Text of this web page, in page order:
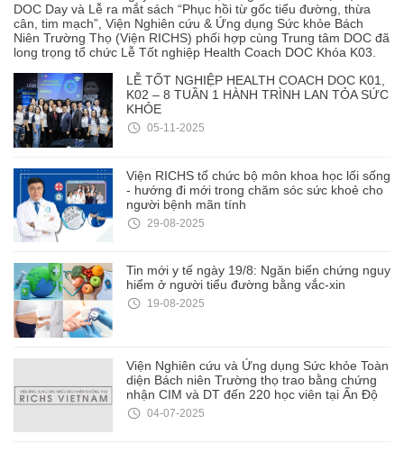
DOC Day và Lễ ra mắt sách “Phục hồi từ gốc tiểu đường, thừa
cân, tim mạch”, Viện Nghiên cứu & Ứng dụng Sức khỏe Bách
Niên Trường Thọ (Viện RICHS) phối hợp cùng Trung tâm DOC đã
long trọng tổ chức Lễ Tốt nghiệp Health Coach DOC Khóa K03.
LỄ TỐT NGHIỆP HEALTH COACH DOC K01,
K02 – 8 TUẦN 1 HÀNH TRÌNH LAN TỎA SỨC
KHỎE
05-11-2025
Viện RICHS tổ chức bộ môn khoa học lối sống
- hướng đi mới trong chăm sóc sức khoẻ cho
người bệnh mãn tính
29-08-2025
Tin mới y tế ngày 19/8: Ngăn biến chứng nguy
hiểm ở người tiểu đường bằng vắc-xin
19-08-2025
Viện Nghiên cứu và Ứng dụng Sức khỏe Toàn
diện Bách niên Trường thọ trao bằng chứng
nhận CIM và DT đến 220 học viên tại Ấn Độ
04-07-2025